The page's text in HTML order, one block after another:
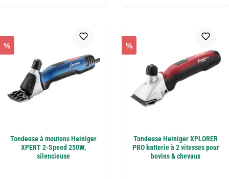
%
Tondeuse à moutons Heiniger
XPERT 2-Speed 250W,
silencieuse
%
Tondeuse Heiniger XPLORER
PRO batterie à 2 vitesses pour
bovins & chevaux